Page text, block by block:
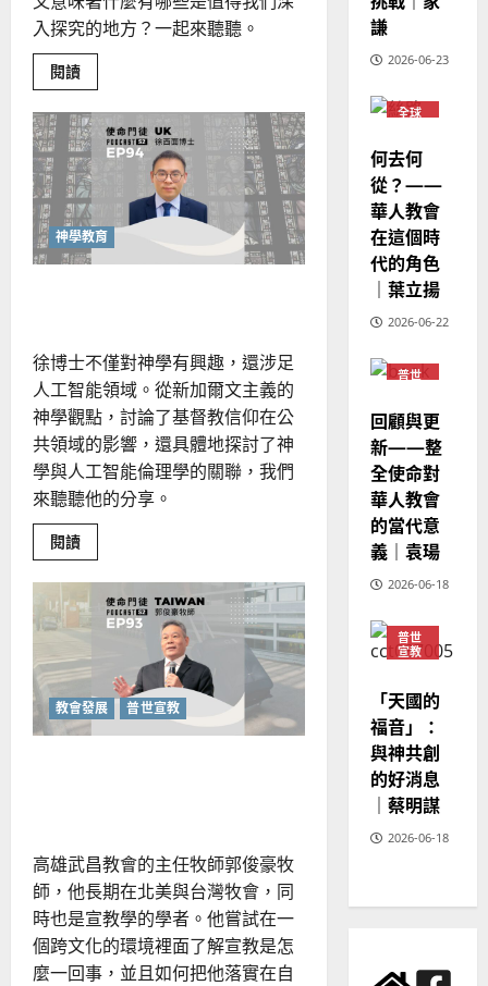
入探究的地方？一起來聽聽。
閱讀Read
more
戲
劇
—
當
代
牧
養
的
另
類
秘
神學教育
徐博士不僅對神學有興趣，還涉足
人工智能領域。從新加爾文主義的
神學觀點，討論了基督教信仰在公
共領域的影響，還具體地探討了神
學與人工智能倫理學的關聯，我們
來聽聽他的分享。
閱讀Read
more
基
督
教
神
的
大
公
性
教會發展 普世宣教
高雄武昌教會的主任牧師郭俊豪牧
師，他長期在北美與台灣牧會，同
時也是宣教學的學者。他嘗試在一
個跨文化的環境裡面了解宣教是怎
麼一回事，並且如何把他落實在自
黃
瑟
2025-
02-
20
的
美
證
歐
陽
瑞
萍
2025-
20
6
普世宣教
來
亞
人
的
農
曆
新
年
｜
余
力
2025-
02-
18
7
普世宣教
德
國
華
人
宣
教
經
｜
振
忠
、
溫
淑
芳
2025-
20
謙
2026-06-23
全球
普世
宣教
何去何
從？——
華人教會
在這個時
代的角色
｜葉立揚
2026-06-22
普世
回顧與更
新——整
全使命對
華人教會
的當代意
義｜袁瑒
2026-06-18
普世
宣教
「天國的
福音」：
與神共創
的好消息
｜蔡明謀
2026-06-18